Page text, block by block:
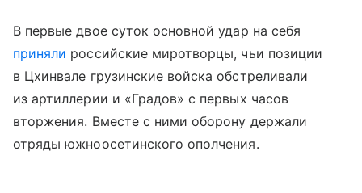
В первые двое суток основной удар на себя
приняли российские миротворцы, чьи позиции
в Цхинвале грузинские войска обстреливали
из артиллерии и «Градов» с первых часов
вторжения. Вместе с ними оборону держали
отряды южноосетинского ополчения.